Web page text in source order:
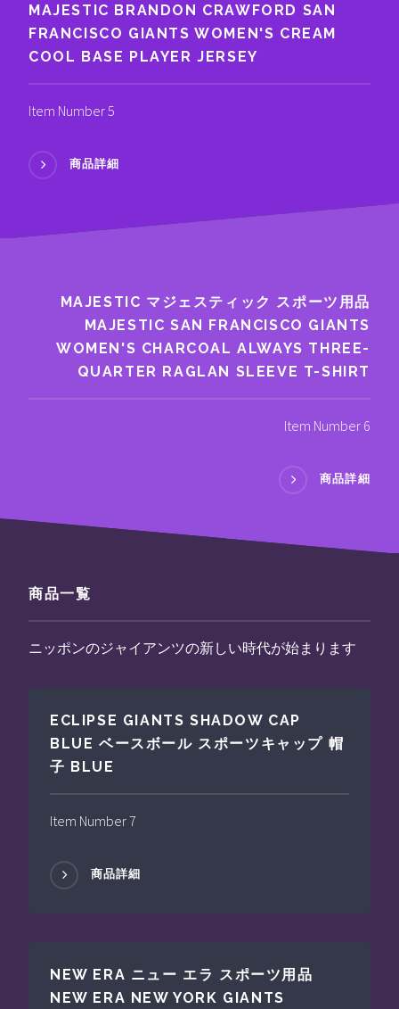
MAJESTIC BRANDON CRAWFORD SAN
FRANCISCO GIANTS WOMEN'S CREAM
COOL BASE PLAYER JERSEY
Item Number 5
商品詳細
MAJESTIC マジェスティック スポーツ用品
MAJESTIC SAN FRANCISCO GIANTS
WOMEN'S CHARCOAL ALWAYS THREE-
QUARTER RAGLAN SLEEVE T-SHIRT
Item Number 6
商品詳細
商品一覧
ニッポンのジャイアンツの新しい時代が始まります
ECLIPSE GIANTS SHADOW CAP
BLUE ベースボール スポーツキャップ 帽
子 BLUE
Item Number 7
商品詳細
NEW ERA ニュー エラ スポーツ用品
NEW ERA NEW YORK GIANTS